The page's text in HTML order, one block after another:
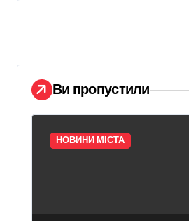
Ви пропустили
НОВИНИ МІСТА